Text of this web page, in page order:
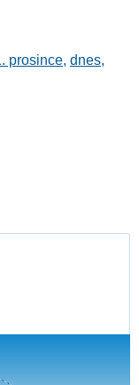
prosince, dnes,